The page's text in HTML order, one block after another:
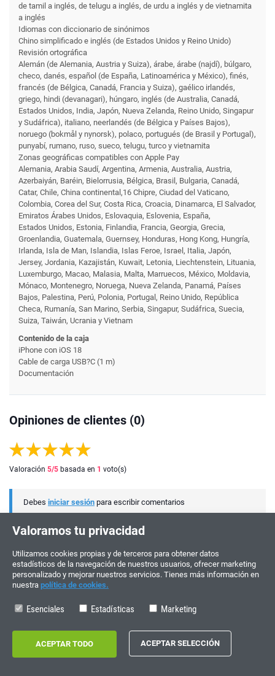
de tamil a inglés, de telugu a inglés, de urdu a inglés y de vietnamita
a inglés
Idiomas con diccionario de sinónimos
Chino simplificado e inglés (de Estados Unidos y Reino Unido)
Revisión ortográfica
Alemán (de Alemania, Austria y Suiza), árabe, árabe (najdí), búlgaro,
checo, danés, español (de España, Latinoamérica y México), finés,
francés (de Bélgica, Canadá, Francia y Suiza), gaélico irlandés,
griego, hindi (devanagari), húngaro, inglés (de Australia, Canadá,
Estados Unidos, India, Japón, Nueva Zelanda, Reino Unido, Singapur
y Sudáfrica), italiano, neerlandés (de Bélgica y Países Bajos),
noruego (bokmål y nynorsk), polaco, portugués (de Brasil y Portugal),
punyabí, rumano, ruso, sueco, telugu, turco y vietnamita
Zonas geográficas compatibles con Apple Pay
Alemania, Arabia Saudí, Argentina, Armenia, Australia, Austria,
Azerbaiyán, Baréin, Bielorrusia, Bélgica, Brasil, Bulgaria, Canadá,
Catar, Chile, China continental,16 Chipre, Ciudad del Vaticano,
Colombia, Corea del Sur, Costa Rica, Croacia, Dinamarca, El Salvador,
Emiratos Árabes Unidos, Eslovaquia, Eslovenia, España,
Estados Unidos, Estonia, Finlandia, Francia, Georgia, Grecia,
Groenlandia, Guatemala, Guernsey, Honduras, Hong Kong, Hungría,
Irlanda, Isla de Man, Islandia, Islas Feroe, Israel, Italia, Japón,
Jersey, Jordania, Kazajistán, Kuwait, Letonia, Liechtenstein, Lituania,
Luxemburgo, Macao, Malasia, Malta, Marruecos, México, Moldavia,
Mónaco, Montenegro, Noruega, Nueva Zelanda, Panamá, Países
Bajos, Palestina, Perú, Polonia, Portugal, Reino Unido, República
Checa, Rumanía, San Marino, Serbia, Singapur, Sudáfrica, Suecia,
Suiza, Taiwán, Ucrania y Vietnam
Contenido de la caja
iPhone con iOS 18
Cable de carga USB?C (1 m)
Documentación
Opiniones de clientes (0)
Valoración 5/5 basada en 1 voto(s)
Debes iniciar sesión para escribir comentarios
¡ÚNETE Y PARTICIPA!
Valoramos tu privacidad
Utilizamos cookies propias y de terceros para obtener datos
estadísticos de la navegación de nuestros usuarios, ofrecer marketing
personalizado y mejorar nuestros servicios. Tienes más información en
nuestra política de cookies.
Esenciales Estadísticas Marketing